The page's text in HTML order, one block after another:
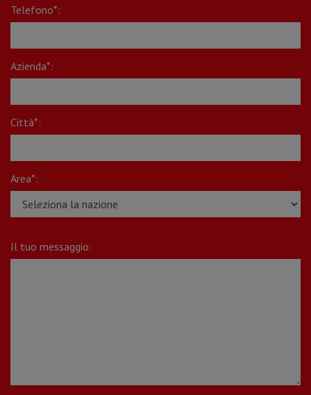
Telefono*:
Azienda*:
Città*:
Area*:
Il tuo messaggio: